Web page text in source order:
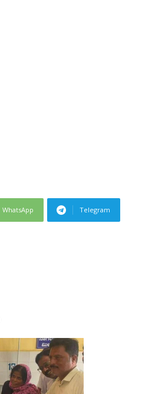
WhatsApp Telegram